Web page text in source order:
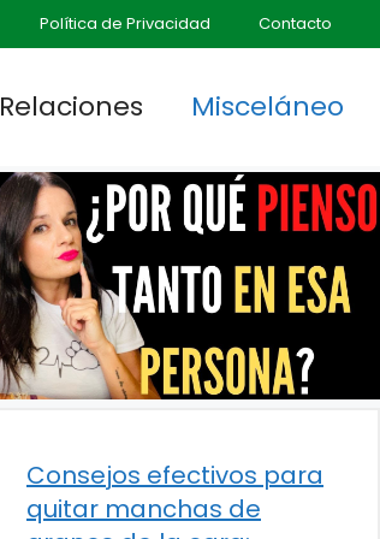
Política de Privacidad Contacto
Relaciones Misceláneo
Consejos efectivos para
quitar manchas de